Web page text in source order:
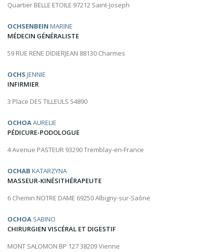
Quartier BELLE ETOILE 97212 Saint-Joseph
OCHSENBEIN MARINE
MÉDECIN GÉNÉRALISTE
59 RUE RENE DIDIERJEAN 88130 Charmes
OCHS JENNIE
INFIRMIER
3 Place DES TILLEULS 54890
OCHOAAURELIE
PÉDICURE-PODOLOGUE
4 Avenue PASTEUR 93290 Tremblay-en-France
OCHAB KATARZYNA
MASSEUR-KINÉSITHÉRAPEUTE
6 Chemin NOTRE DAME 69250 Albigny-sur-Saône
OCHOA SABINO
CHIRURGIEN VISCÉRAL ET DIGESTIF
MONT SALOMON BP 127 38209 Vienne